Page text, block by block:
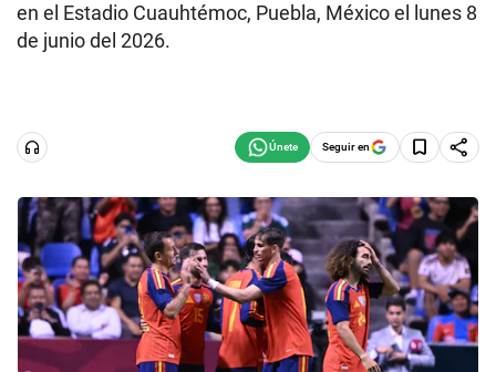
en el Estadio Cuauhtémoc, Puebla, México el lunes 8
de junio del 2026.
Seguir en